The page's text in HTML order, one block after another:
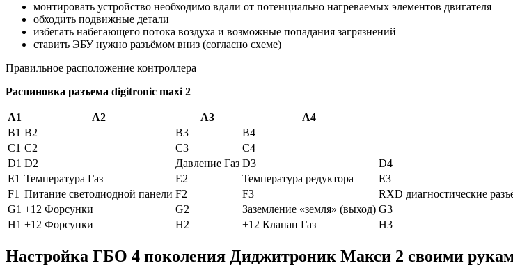
монтировать устройство необходимо вдали от потенциально нагреваемых элементов двигателя
обходить подвижные детали
избегать набегающего потока воздуха и возможные попадания загрязнений
ставить ЭБУ нужно разъёмом вниз (согласно схеме)
Правильное расположение контроллера
Распиновка разъема digitronic maxi 2
A1 A2 A3
A4
B1 B2 B3
B4
C1 C2 C3
C4
D1 D2 Давление Газ D3 D4
E1 Температура Газ E2 Температура редуктора E3
F1 Питание светодиодной панели F2 F3 RXD диагностические
G1 +12 Форсунки G2 Заземление «земля» (выход) G3
H1 +12 Форсунки H2 +12 Клапан Газ H3
Настройка ГБО 4 поколения Диджитроник Макси 2 своими